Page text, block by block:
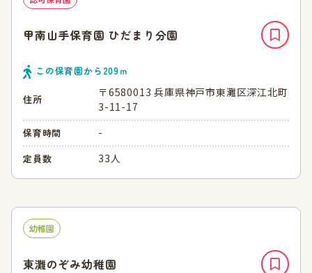
甲南山手保育園 ひだまり分園
この保育園から 209ｍ
住所
〒6580013 兵庫県神戸市東灘区深江北町
3-11-17
保育時間 -
定員数 33人
幼稚園
東灘のぞみ幼稚園